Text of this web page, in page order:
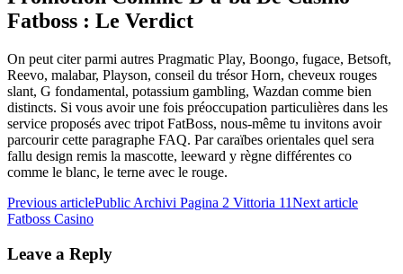
Fatboss : Le Verdict
On peut citer parmi autres Pragmatic Play, Boongo, fugace, Betsoft,
Reevo, malabar, Playson, conseil du trésor Horn, cheveux rouges
slant, G fondamental, potassium gambling, Wazdan comme bien
distincts. Si vous avoir une fois préoccupation particulières dans les
service proposés avec tripot FatBoss, nous-même tu invitons avoir
parcourir cette paragraphe FAQ. Par caraïbes orientales quel sera
fallu design remis la mascotte, leeward y règne différentes co
comme le blanc, le terne avec le rouge.
Previous articlePublic Archivi Pagina 2 Vittoria 11Next article
Fatboss Casino
Leave a Reply